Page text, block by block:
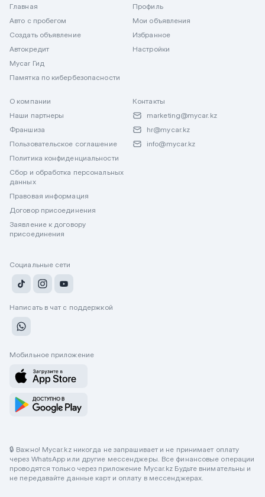
Главная
Авто с пробегом
Создать объявление
Автокредит
Mycar Гид
Памятка по кибербезопасности
Профиль
Мои объявления
Избранное
Настройки
О компании
Наши партнеры
Франшиза
Пользовательское соглашение
Политика конфиденциальности
Сбор и обработка персональных
данных
Правовая информация
Договор присоединения
Заявление к договору
присоединения
Контакты
marketing@mycar.kz
hr@mycar.kz
info@mycar.kz
Социальные сети
Написать в чат с поддержкой
Мобильное приложение
🔒 Важно! Mycar.kz никогда не запрашивает и не принимает оплату
через WhatsApp или другие мессенджеры. Все финансовые операции
проводятся только через приложение Mycar.kz Будьте внимательны и
не передавайте данные карт и оплату в мессенджерах.